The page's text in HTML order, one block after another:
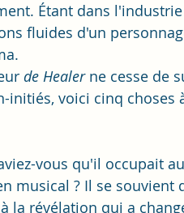
Étant dans
fluides d'un
de Healer ne cesse de
voici cinq choses
vous qu'il occupait
musical ? Il se souvient
la révélation qui a